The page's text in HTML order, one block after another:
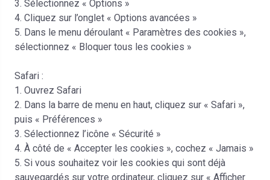
3. Sélectionnez « Options »
4. Cliquez sur l’onglet « Options avancées »
5. Dans le menu déroulant « Paramètres des cookies »,
sélectionnez « Bloquer tous les cookies »
Safari :
1. Ouvrez Safari
2. Dans la barre de menu en haut, cliquez sur « Safari »,
puis « Préférences »
3. Sélectionnez l’icône « Sécurité »
4. À côté de « Accepter les cookies », cochez « Jamais »
5. Si vous souhaitez voir les cookies qui sont déjà
sauvegardés sur votre ordinateur, cliquez sur « Afficher